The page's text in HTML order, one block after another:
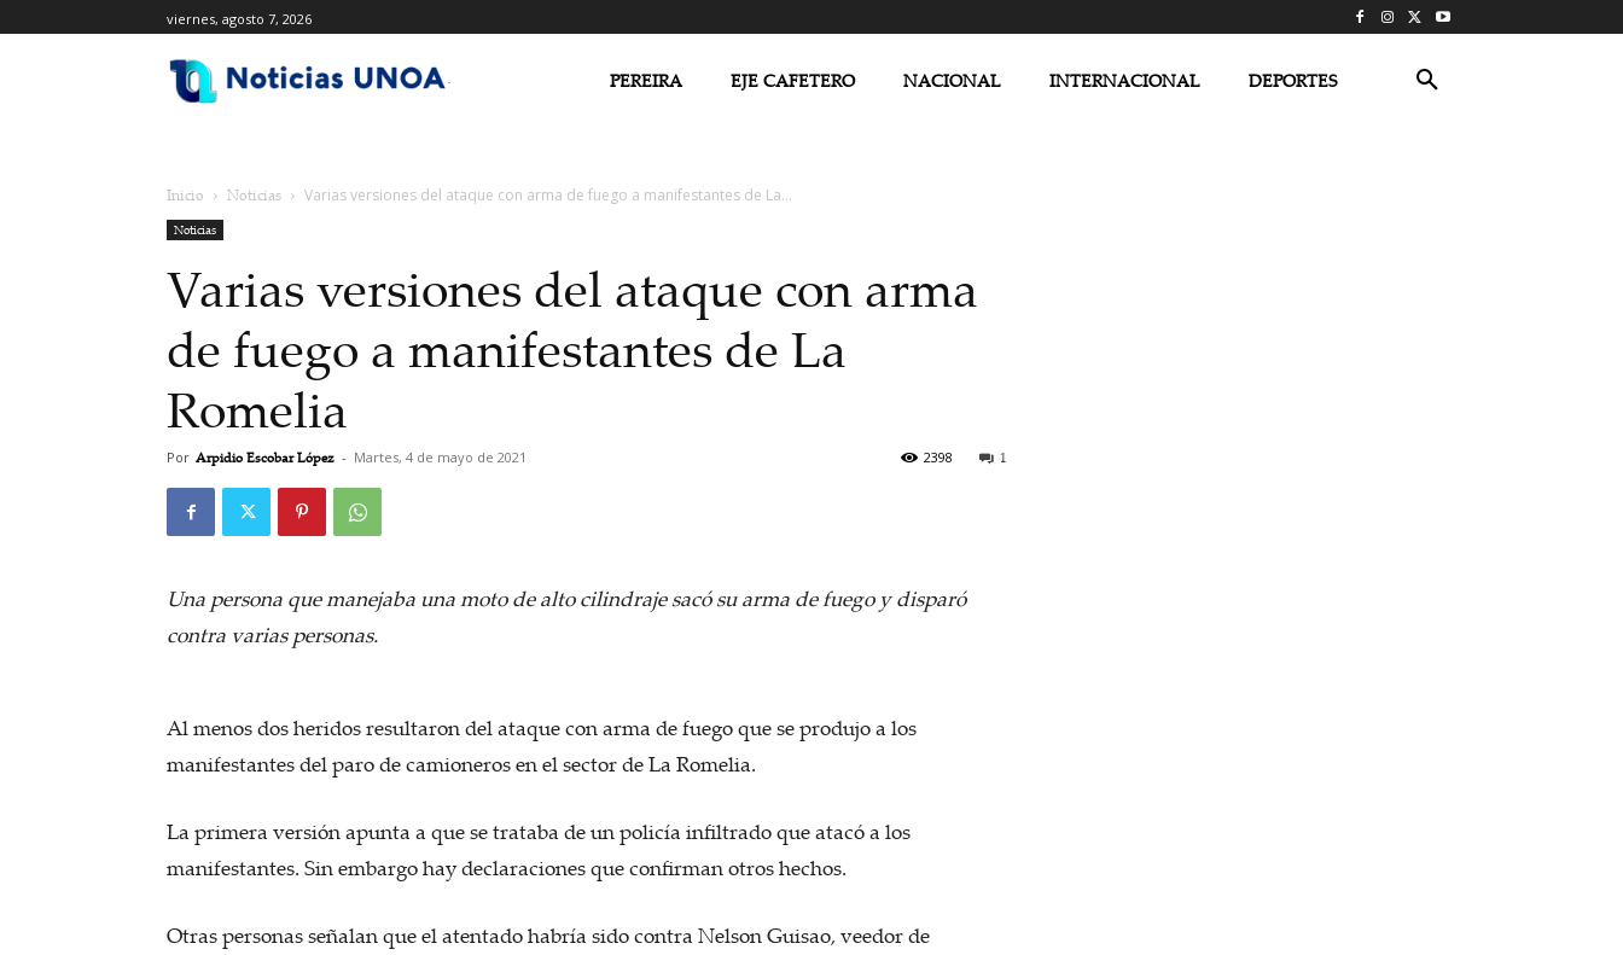
viernes, agosto 7, 2026
PEREIRA EJE CAFETERO NACIONAL INTERNACIONAL DEPORTES
Inicio Noticias Varias versiones del ataque con arma de fuego a manifestantes de La...
Noticias
Varias versiones del ataque con arma
de fuego a manifestantes de La
Romelia
Por Arpidio Escobar López - Martes, 4 de mayo de 2021 1
2398
Una persona que manejaba una moto de alto cilindraje sacó su arma de fuego y disparó
contra varias personas.
Al menos dos heridos resultaron del ataque con arma de fuego que se produjo a los
manifestantes del paro de camioneros en el sector de La Romelia.
La primera versión apunta a que se trataba de un policía infiltrado que atacó a los
manifestantes. Sin embargo hay declaraciones que confirman otros hechos.
Otras personas señalan que el atentado habría sido contra Nelson Guisao, veedor de